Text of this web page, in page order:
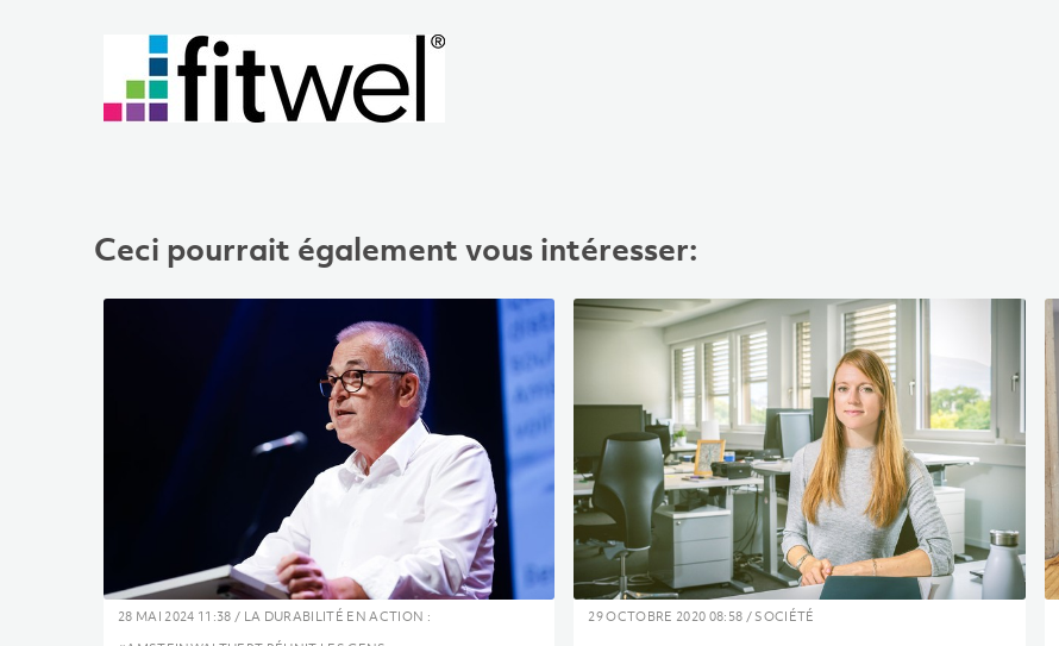
Ceci pourrait également vous intéresser:
28 MAI 2024 11:38 / LA DURABILITÉ EN ACTION :
29 OCTOBRE 2020 08:58 / SOCIÉTÉ